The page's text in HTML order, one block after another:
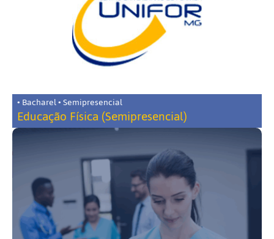
• Bacharel • Semipresencial
Educação Física (Semipresencial)